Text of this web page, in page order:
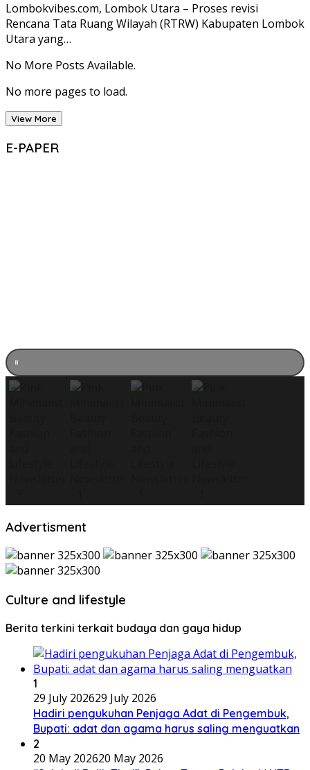
Lombokvibes.com, Lombok Utara – Proses revisi
Rencana Tata Ruang Wilayah (RTRW) Kabupaten Lombok
Utara yang…
No More Posts Available.
No more pages to load.
View More
E-PAPER
Advertisment
Culture and lifestyle
Berita terkini terkait budaya dan gaya hidup
1
29 July 202629 July 2026
Hadiri pengukuhan Penjaga Adat di Pengembuk,
Bupati: adat dan agama harus saling menguatkan
2
20 May 202620 May 2026